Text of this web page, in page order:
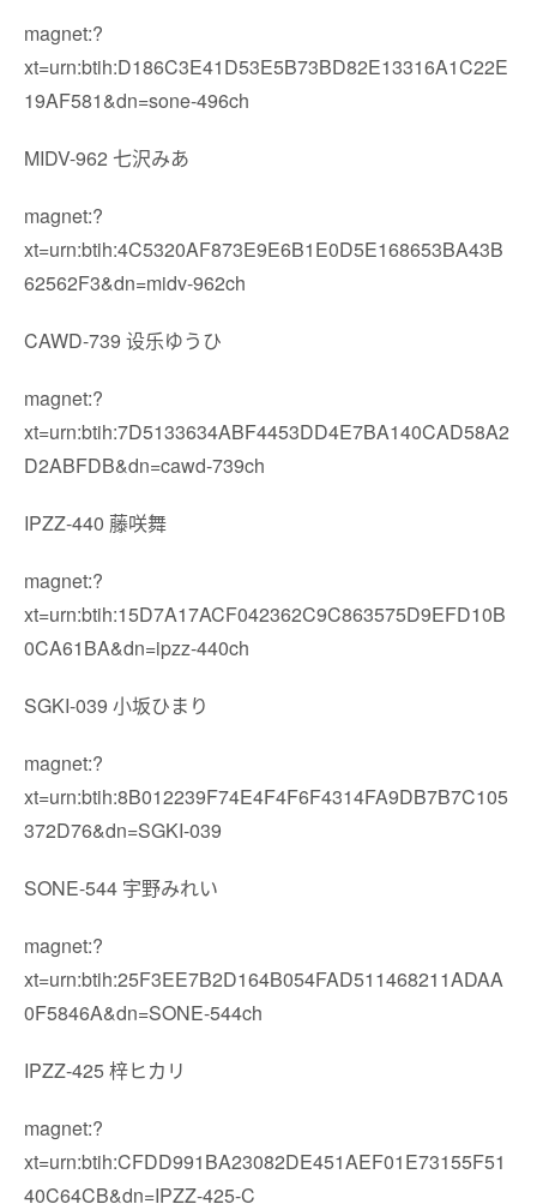
magnet:?
xt=urn:btih:D186C3E41D53E5B73BD82E13316A1C22E
19AF581&dn=sone-496ch
MIDV-962 七沢みあ
magnet:?
xt=urn:btih:4C5320AF873E9E6B1E0D5E168653BA43B
62562F3&dn=midv-962ch
CAWD-739 设乐ゆうひ
magnet:?
xt=urn:btih:7D5133634ABF4453DD4E7BA140CAD58A2
D2ABFDB&dn=cawd-739ch
IPZZ-440 藤咲舞
magnet:?
xt=urn:btih:15D7A17ACF042362C9C863575D9EFD10B
0CA61BA&dn=ipzz-440ch
SGKI-039 小坂ひまり
magnet:?
xt=urn:btih:8B012239F74E4F4F6F4314FA9DB7B7C105
372D76&dn=SGKI-039
SONE-544 宇野みれい
magnet:?
xt=urn:btih:25F3EE7B2D164B054FAD511468211ADAA
0F5846A&dn=SONE-544ch
IPZZ-425 梓ヒカリ
magnet:?
xt=urn:btih:CFDD991BA23082DE451AEF01E73155F51
40C64CB&dn=IPZZ-425-C